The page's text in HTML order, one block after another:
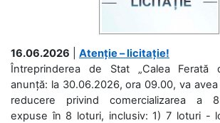
16.06.2026
Atenție – licitație!
Întreprinderea de Stat „Calea Ferată
anunță: la 30.06.2026, ora 09.00, va
reducere privind comercializarea a
expuse în 8 loturi, inclusiv: 1) 7 loturi -